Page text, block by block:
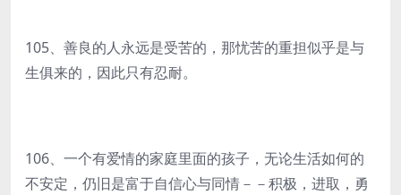
105、善良的人永远是受苦的，那忧苦的重担似乎是与
生俱来的，因此只有忍耐。
106、一个有爱情的家庭里面的孩子，无论生活如何的
不安定，仍旧是富于自信心与同情－－积极，进取，勇